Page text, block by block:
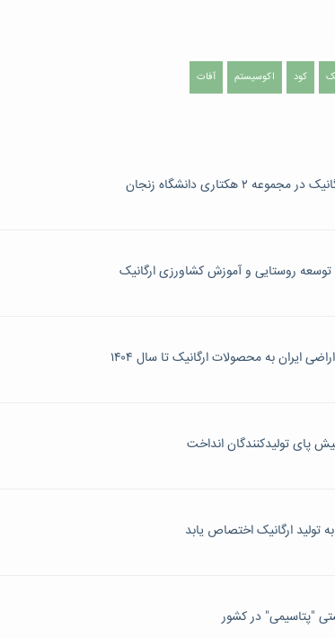
کود اکوسیستم آفات
۲ هکتاری دانشگاه زنجان
روستایی و آموزش کشاورزی ارگانیک
پای تولیدکنندگان انداخت
تولید ارگانیک اختصاص یابد
"پتاسیمی" در کشور